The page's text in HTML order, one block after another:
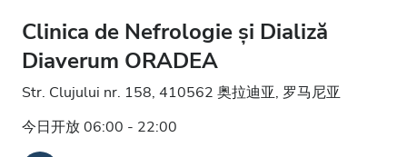
Clinica de Nefrologie și Dializă
Diaverum ORADEA
Str. Clujului nr. 158, 410562 奥拉迪亚, 罗马尼亚
今日开放 06:00 - 22:00